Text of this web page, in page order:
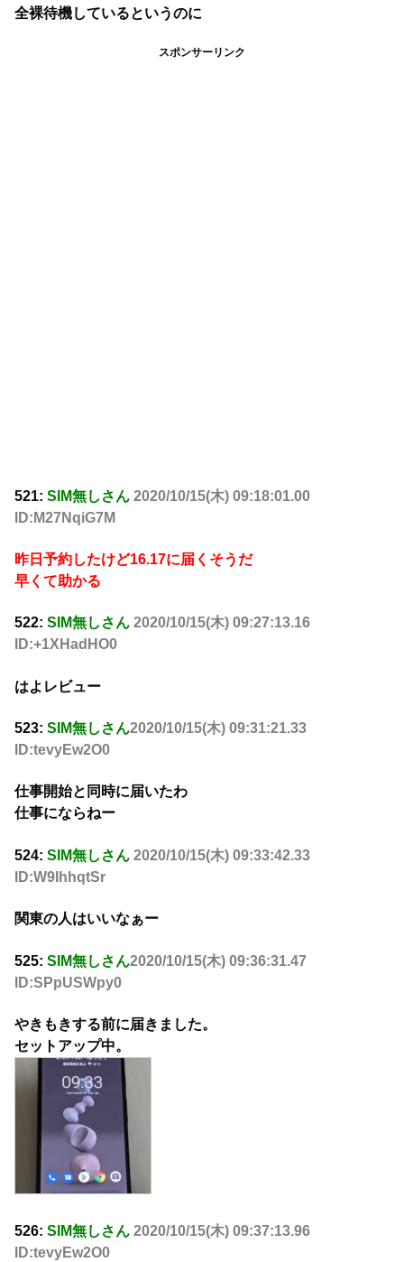
全裸待機しているというのに
スポンサーリンク
521: SIM無しさん 2020/10/15(木) 09:18:01.00
ID:M27NqiG7M
昨日予約したけど16.17に届くそうだ
早くて助かる
522: SIM無しさん 2020/10/15(木) 09:27:13.16
ID:+1XHadHO0
はよレビュー
523: SIM無しさん2020/10/15(木) 09:31:21.33
ID:tevyEw2O0
仕事開始と同時に届いたわ
仕事にならねー
524: SIM無しさん 2020/10/15(木) 09:33:42.33
ID:W9IhhqtSr
関東の人はいいなぁー
525: SIM無しさん2020/10/15(木) 09:36:31.47
ID:SPpUSWpy0
やきもきする前に届きました。
セットアップ中。
526: SIM無しさん 2020/10/15(木) 09:37:13.96
ID:tevyEw2O0